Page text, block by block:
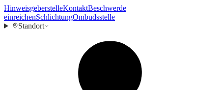
HinweisgeberstelleKontaktBeschwerde
einreichenSchlichtungOmbudsstelle
Standort